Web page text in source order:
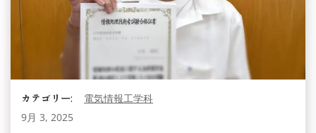
カテゴリー:
電気情報工学科
9月 3, 2025